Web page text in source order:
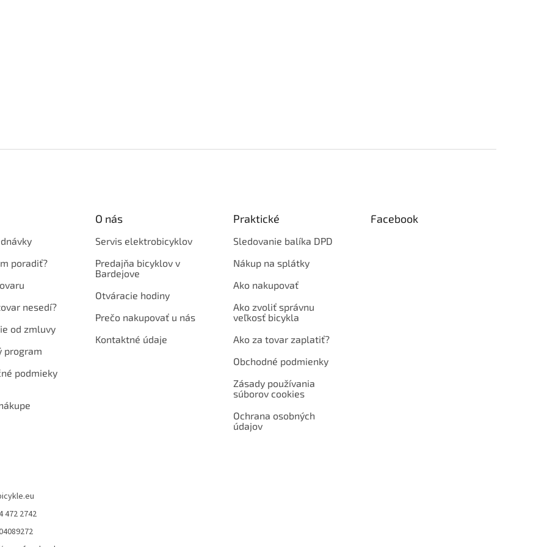
poradiť?
nesedí?
od zmluvy
program
podmieky
O nás
Servis elektrobicyklov
Predajňa bicyklov v
Bardejove
Otváracie hodiny
Prečo nakupovať u nás
Kontaktné údaje
Praktické
Sledovanie balíka DPD
Nákup na splátky
Ako nakupovať
Ako zvoliť správnu
veľkosť bicykla
Ako za tovar zaplatiť?
Obchodné podmienky
Zásady používania
súborov cookies
Ochrana osobných
údajov
Facebook
472 2742